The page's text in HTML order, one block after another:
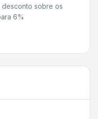
sobre os
6%